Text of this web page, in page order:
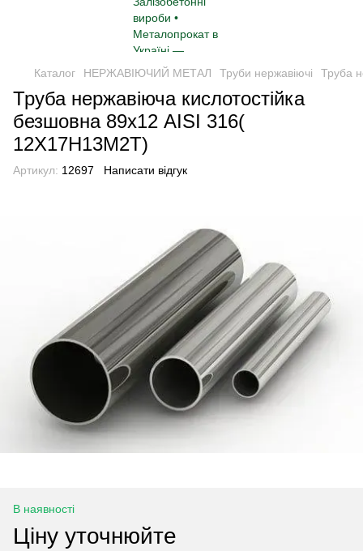
Каталог НЕРЖАВІЮЧИЙ МЕТАЛ Труби нержавіючі Труба
Труба нержавіюча кислотостійка
безшовна 89х12 AISI 316(
12Х17Н13М2Т)
Артикул: 12697 Написати відгук
В наявності
Ціну уточнюйте